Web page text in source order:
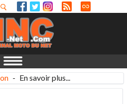
- En savoir plus...